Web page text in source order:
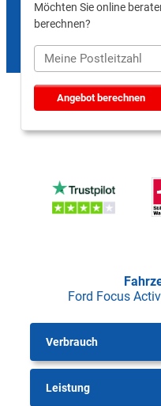
Möchten Sie online
berechnen?
Angebot berechnen
Ford Focus
Verbrauch
Leistung